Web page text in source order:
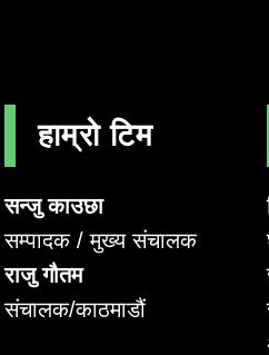
हाम्रो टिम
सन्जु काउछा
सम्पादक / मुख्य संचालक
राजु गौतम
संचालक/काठमाडौं